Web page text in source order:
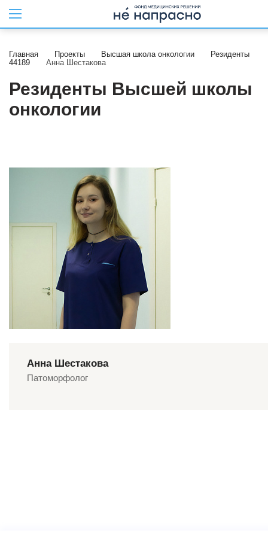
Главная Проекты Высшая школа онкологии
Резиденты
44189
Анна Шестакова
Резиденты Высшей школы
онкологии
Анна Шестакова
Патоморфолог